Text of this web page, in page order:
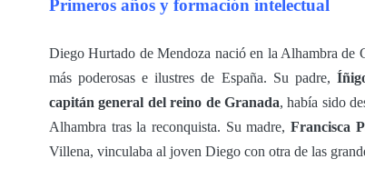
Primeros años y formación intelectual
Diego Hurtado de Mendoza nació en la Alhambra de
más poderosas e ilustres de España. Su padre,
capitán general del reino de Granada, había sido
Alhambra tras la reconquista. Su madre, Francisca
Villena, vinculaba al joven Diego con otra de las